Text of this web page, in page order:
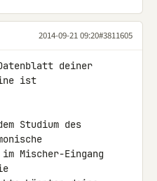
2014-09-21 09:20#3811605
deiner
ist
Studium des
Mischer-Eingang